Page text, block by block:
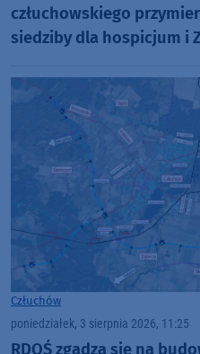
człuchowskiego
siedziby dla hospicjum i
Człuchów
poniedziałek, 3 sierpnia 2026, 11:25
RDOŚ zgadza się na